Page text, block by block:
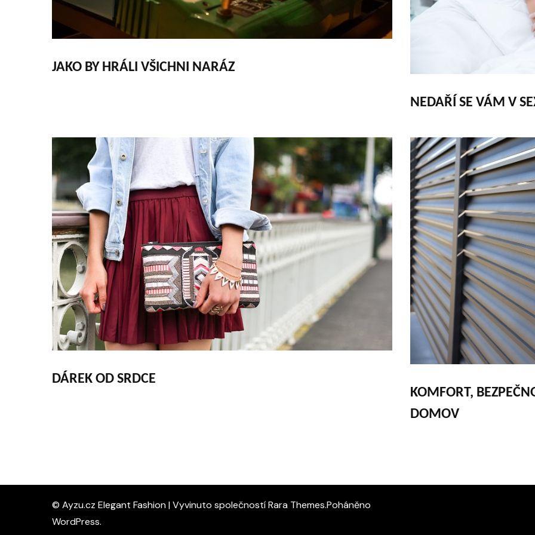
JAKO BY HRÁLI VŠICHNI NARÁZ
NEDAŘÍ SE VÁM V
DÁREK OD SRDCE
KOMFORT,
DOMOV
© Ayzu.cz Elegant Fashion | Vyvinuto společnostíRara Themes.Poháněno
WordPress.